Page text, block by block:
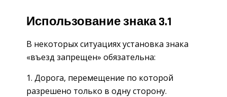
Использование знака 3.1
В некоторых ситуациях установка знака
«въезд запрещен» обязательна:
Дорога, перемещение по которой
разрешено только в одну сторону.